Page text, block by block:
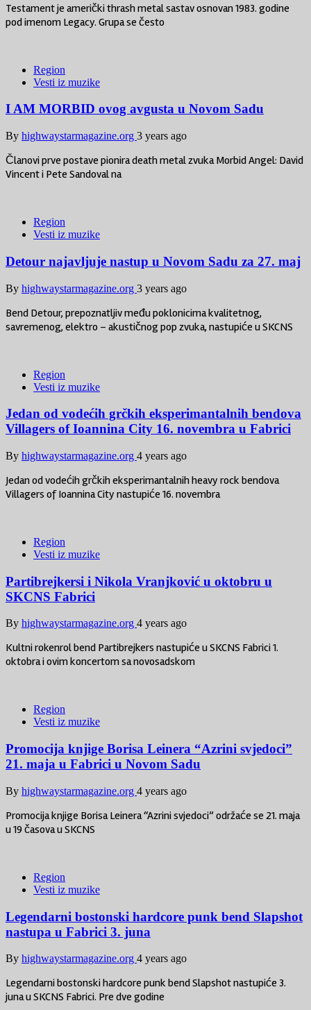
Testament je američki thrash metal sastav osnovan 1983. godine
pod imenom Legacy. Grupa se često
Region
Vesti iz muzike
I AM MORBID ovog avgusta u Novom Sadu
By highwaystarmagazine.org 3 years ago
Članovi prve postave pionira death metal zvuka Morbid Angel: David
Vincent i Pete Sandoval na
Region
Vesti iz muzike
Detour najavljuje nastup u Novom Sadu za 27. maj
By highwaystarmagazine.org 3 years ago
Bend Detour, prepoznatljiv među poklonicima kvalitetnog,
savremenog, elektro – akustičnog pop zvuka, nastupiće u SKCNS
Region
Vesti iz muzike
Jedan od vodećih grčkih eksperimantalnih bendova
Villagers of Ioannina City 16. novembra u Fabrici
By highwaystarmagazine.org 4 years ago
Jedan od vodećih grčkih eksperimantalnih heavy rock bendova
Villagers of Ioannina City nastupiće 16. novembra
Region
Vesti iz muzike
Partibrejkersi i Nikola Vranjković u oktobru u
SKCNS Fabrici
By highwaystarmagazine.org 4 years ago
Kultni rokenrol bend Partibrejkers nastupiće u SKCNS Fabrici 1.
oktobra i ovim koncertom sa novosadskom
Region
Vesti iz muzike
Promocija knjige Borisa Leinera “Azrini svjedoci”
21. maja u Fabrici u Novom Sadu
By highwaystarmagazine.org 4 years ago
Promocija knjige Borisa Leinera “Azrini svjedoci” održaće se 21. maja
u 19 časova u SKCNS
Region
Vesti iz muzike
Legendarni bostonski hardcore punk bend Slapshot
nastupa u Fabrici 3. juna
By highwaystarmagazine.org 4 years ago
Legendarni bostonski hardcore punk bend Slapshot nastupiće 3.
juna u SKCNS Fabrici. Pre dve godine